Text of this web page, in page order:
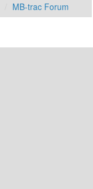
MB-trac Forum